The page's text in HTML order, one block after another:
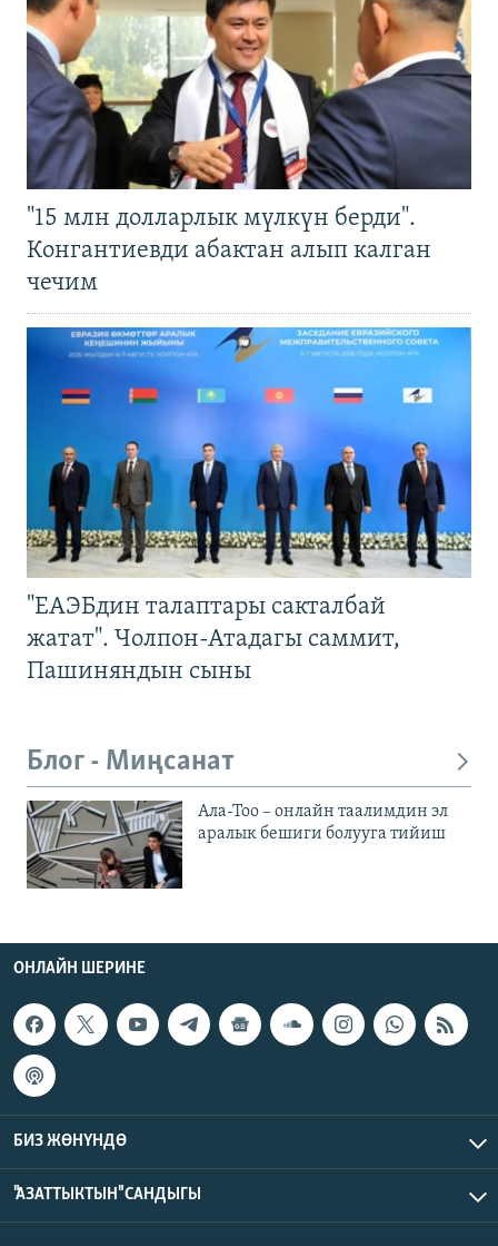
"15 млн долларлык мүлкүн берди".
Конгантиевди абактан алып калган
чечим
"ЕАЭБдин талаптары сакталбай
жатат". Чолпон-Атадагы саммит,
Пашиняндын сыны
Блог - Миңсанат
Ала-Тоо – онлайн таалимдин эл
аралык бешиги болууга тийиш
ОНЛАЙН ШЕРИНЕ
БИЗ ЖӨНҮНДӨ
"АЗАТТЫКТЫН" САНДЫГЫ